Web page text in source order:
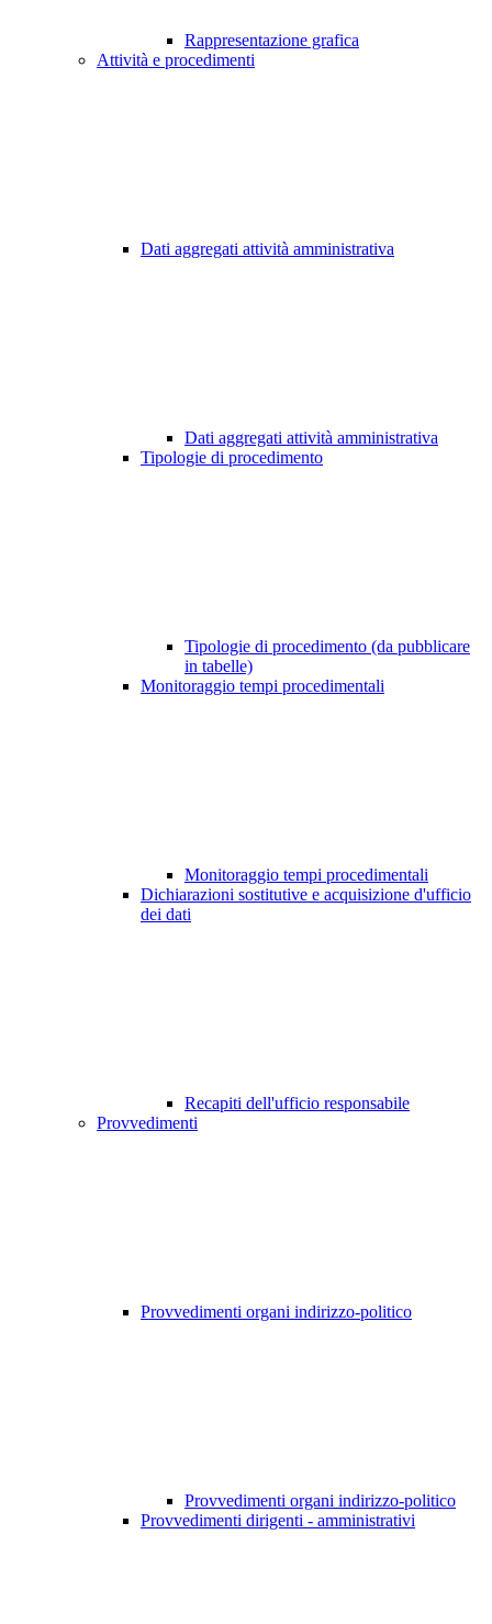
Rappresentazione grafica
Attività e procedimenti
Dati aggregati attività amministrativa
Dati aggregati attività amministrativa
Tipologie di procedimento
Tipologie di procedimento (da pubblicare
in tabelle)
Monitoraggio tempi procedimentali
Monitoraggio tempi procedimentali
Dichiarazioni sostitutive e acquisizione d'ufficio
dei dati
Recapiti dell'ufficio responsabile
Provvedimenti
Provvedimenti organi indirizzo-politico
Provvedimenti organi indirizzo-politico
Provvedimenti dirigenti - amministrativi